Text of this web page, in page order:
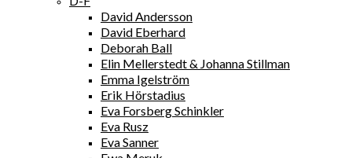
David Andersson
David Eberhard
Deborah Ball
Elin Mellerstedt & Johanna Stillman
Emma Igelström
Erik Hörstadius
Eva Forsberg Schinkler
Eva Rusz
Eva Sanner